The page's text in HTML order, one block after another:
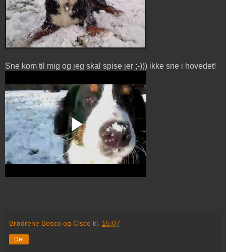
Sne kom til mig og jeg skal spise jer ;-))) ikke sne i hovedet!
Brødrene Bosco og Cisco kl. 15:07
Del